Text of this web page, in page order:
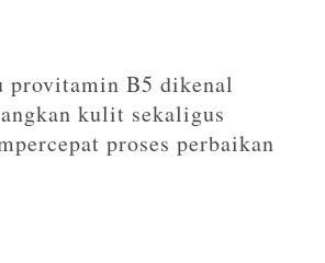
provitamin B5 dikenal
kulit sekaligus
proses perbaikan